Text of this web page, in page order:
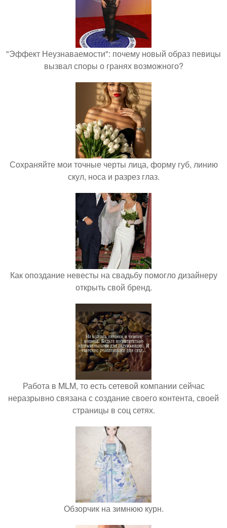
"Эффект Неузнаваемости": почему новый образ певицы
вызвал споры о гранях возможного?
Сохраняйте мои точные черты лица, форму губ, линию
скул, носа и разрез глаз.
Как опоздание невесты на свадьбу помогло дизайнеру
открыть свой бренд.
Работа в MLM, то есть сетевой компании сейчас
неразрывно связана с создание своего контента, своей
страницы в соц сетях.
Обзорчик на зимнюю курн.